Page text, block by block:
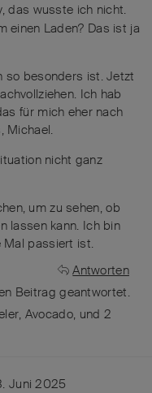
das wusste ich nicht.
einen Laden? Das ist ja
so besonders ist. Jetzt
Ich hab
für mich eher nach
Michael.
nicht ganz
um zu sehen, ob
lassen kann. Ich bin
Mal passiert ist.
Antworten
Beitrag geantwortet.
, Avocado, und 2
Juni 2025